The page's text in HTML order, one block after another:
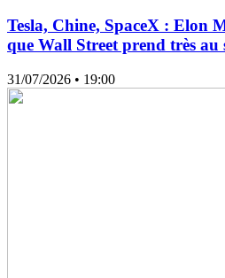
Tesla, Chine, SpaceX : Elon
que Wall Street prend très au
31/07/2026 • 19:00